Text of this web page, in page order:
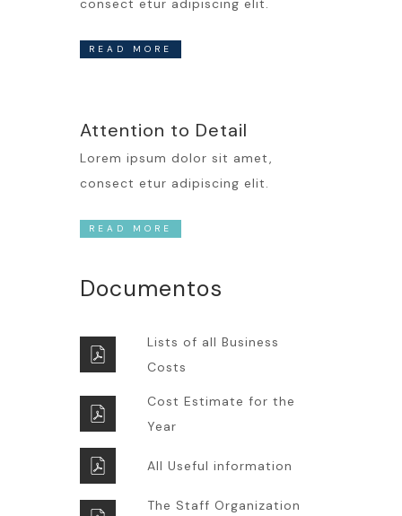
consect etur adipiscing elit.
READ MORE
Attention to Detail
Lorem ipsum dolor sit amet,
consect etur adipiscing elit.
READ MORE
Documentos
Lists of all Business
Costs
Cost Estimate for the
Year
All Useful information
The Staff Organization